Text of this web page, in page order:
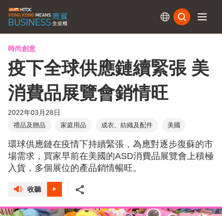
時尚創意
疫下全球供應鏈續緊張 美
消費品展覽會銷情旺
2022年03月28日
禮品及贈品 家庭用品 成衣、紡織及配件 美國
環球供應鏈在疫情下持續緊張，為應對逐步復蘇的市
場需求，買家早前在美國的ASD消費品展覽會上積極
入貨，多個展位的產品銷情暢旺。
收聽